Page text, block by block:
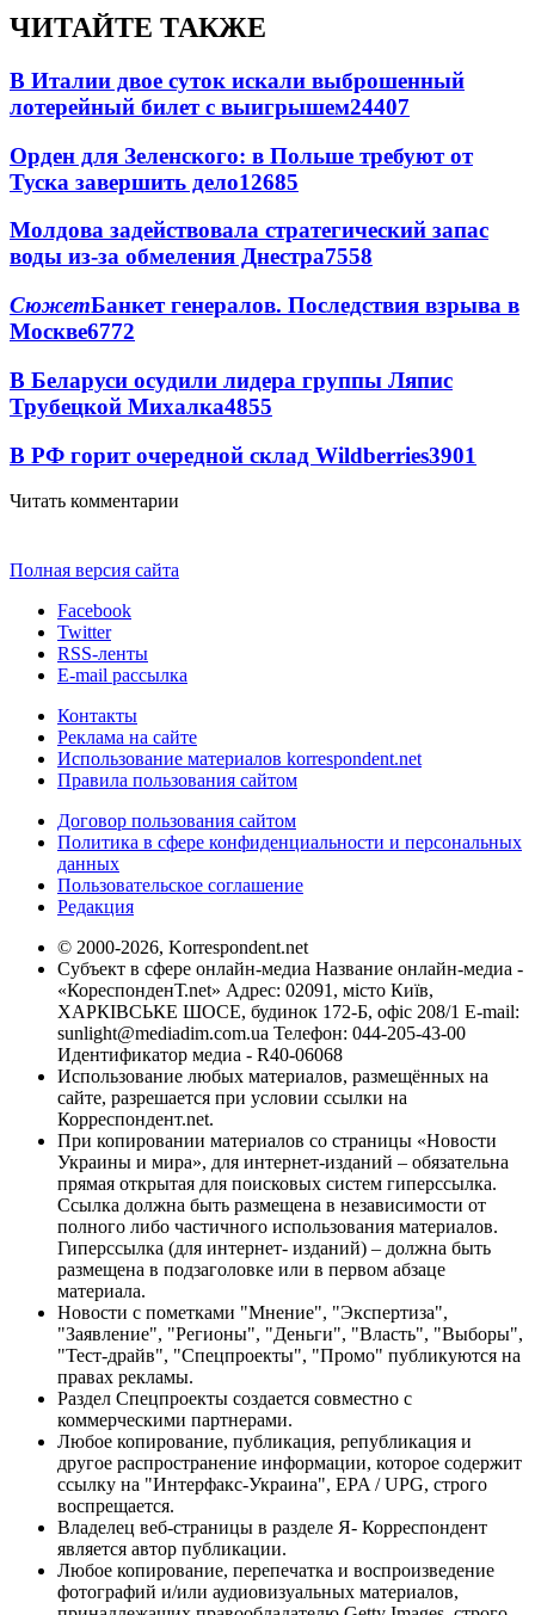
ЧИТАЙТЕ ТАКЖЕ
В Италии двое суток искали выброшенный
лотерейный билет с выигрышем24407
Орден для Зеленского: в Польше требуют от
Туска завершить дело12685
Молдова задействовала стратегический запас
воды из-за обмеления Днестра7558
СюжетБанкет генералов. Последствия взрыва в
Москве6772
В Беларуси осудили лидера группы Ляпис
Трубецкой Михалка4855
В РФ горит очередной склад Wildberries3901
Читать комментарии
Полная версия сайта
Facebook
Twitter
RSS-ленты
E-mail рассылка
Контакты
Реклама на сайте
Использование материалов korrespondent.net
Правила пользования сайтом
Договор пользования сайтом
Политика в сфере конфиденциальности и персональных
данных
Пользовательское соглашение
Редакция
© 2000-2026, Korrespondent.net
Субъект в сфере онлайн-медиа Название онлайн-медиа -
«КореспонденТ.net» Адрес: 02091, місто Київ,
ХАРКІВСЬКЕ ШОСЕ, будинок 172-Б, офіс 208/1 E-mail:
sunlight@mediadim.com.ua Телефон: 044-205-43-00
Идентификатор медиа - R40-06068
Использование любых материалов, размещённых на
сайте, разрешается при условии ссылки на
Корреспондент.net.
При копировании материалов со страницы «Новости
Украины и мира», для интернет-изданий – обязательна
прямая открытая для поисковых систем гиперссылка.
Ссылка должна быть размещена в независимости от
полного либо частичного использования материалов.
Гиперссылка (для интернет- изданий) – должна быть
размещена в подзаголовке или в первом абзаце
материала.
Новости с пометками "Мнение", "Экспертиза",
"Заявление", "Регионы", "Деньги", "Власть", "Выборы",
"Тест-драйв", "Спецпроекты", "Промо" публикуются на
правах рекламы.
Раздел Спецпроекты создается совместно с
коммерческими партнерами.
Любое копирование, публикация, републикация и
другое распространение информации, которое содержит
ссылку на "Интерфакс-Украина", EPA / UPG, строго
воспрещается.
Владелец веб-страницы в разделе Я- Корреспондент
является автор публикации.
Любое копирование, перепечатка и воспроизведение
фотографий и/или аудиовизуальных материалов,